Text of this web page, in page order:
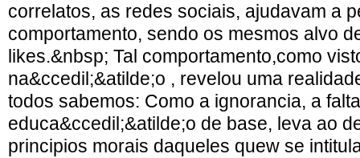
correlatos, as redes sociais, ajudavam a
comportamento, sendo os mesmos alvo
likes.&nbsp; Tal comportamento,como
na&ccedil;&atilde;o , revelou uma
todos sabemos: Como a ignorancia, a
educa&ccedil;&atilde;o de base, leva ao
principios morais daqueles quew se